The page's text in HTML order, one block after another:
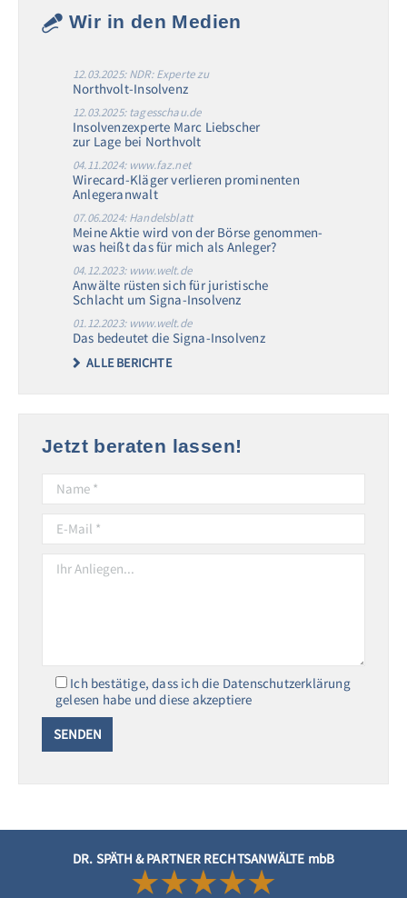
Wir in den Medien
12.03.2025: NDR: Experte zu
Northvolt-Insolvenz
12.03.2025: tagesschau.de
Insolvenzexperte Marc Liebscher
zur Lage bei Northvolt
04.11.2024: www.faz.net
Wirecard-Kläger verlieren prominenten
Anlegeranwalt
07.06.2024: Handelsblatt
Meine Aktie wird von der Börse genommen-
was heißt das für mich als Anleger?
04.12.2023: www.welt.de
Anwälte rüsten sich für juristische
Schlacht um Signa-Insolvenz
01.12.2023: www.welt.de
Das bedeutet die Signa-Insolvenz
ALLE BERICHTE
Jetzt beraten lassen!
Ich bestätige, dass ich die Datenschutzerklärung
gelesen habe und diese akzeptiere
DR. SPÄTH & PARTNER RECHTSANWÄLTE mbB